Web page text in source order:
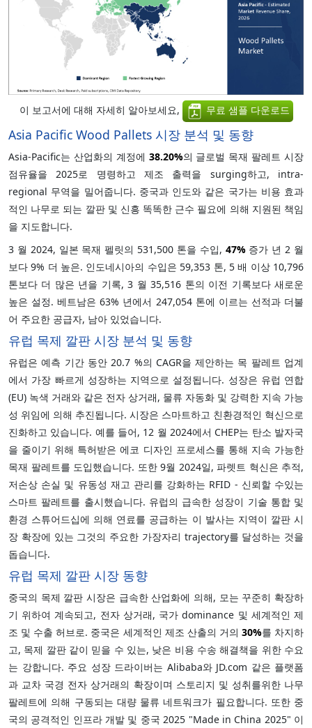
이 보고서에 대해 자세히 알아보세요, 무료 샘플 다운로드
Asia Pacific Wood Pallets 시장 분석 및 동향
Asia-Pacific는 산업화의 계정에 38.20%의 글로벌 목재 팔레트 시장
점유율을 2025로 명령하고 제조 출력을 surging하고, intra-
regional 무역을 밀어줍니다. 중국과 인도와 같은 국가는 비용 효과
적인 나무로 되는 깔판 및 신흥 똑똑한 근수 필요에 의해 지원된 책임
을 지도합니다.
3 월 2024, 일본 목재 펠릿의 531,500 톤을 수입, 47%증가 년 2 월
보다 9% 더 높은. 인도네시아의 수입은 59,353 톤, 5 배 이상 10,796
톤보다 더 많은 년을 기록, 3 월 35,516 톤의 이전 기록보다 새로운
높은 설정. 베트남은 63% 년에서 247,054 톤에 이르는 선적과 더불
어 주요한 공급자, 남아 있었습니다.
유럽 목제 깔판 시장 분석 및 동향
유럽은 예측 기간 동안 20.7 %의 CAGR을 제안하는 목 팔레트 업계
에서 가장 빠르게 성장하는 지역으로 설정됩니다. 성장은 유럽 연합
(EU) 녹색 거래와 같은 전자 상거래, 물류 자동화 및 강력한 지속 가능
성 위임에 의해 추진됩니다. 시장은 스마트하고 친환경적인 혁신으로
진화하고 있습니다. 예를 들어, 12 월 2024에서 CHEP는 탄소 발자국
을 줄이기 위해 특허받은 에코 디자인 프로세스를 통해 지속 가능한
목재 팔레트를 도입했습니다. 또한 9월 2024일, 파렛트 혁신은 추적,
저손상 손실 및 유동성 재고 관리를 강화하는 RFID ‐ 신뢰할 수있는
스마트 팔레트를 출시했습니다. 유럽의 급속한 성장이 기술 통합 및
환경 스튜어드십에 의해 연료를 공급하는 이 발사는 지역이 깔판 시
장 확장에 있는 그것의 주요한 가장자리 trajectory를 달성하는 것을
돕습니다.
유럽 목제 깔판 시장 동향
중국의 목제 깔판 시장은 급속한 산업화에 의해, 모는 꾸준히 확장하
기 위하여 계속되고, 전자 상거래, 국가 dominance 및 세계적인 제
조 및 수출 허브로. 중국은 세계적인 제조 산출의 거의 30%를 차지하
고, 목제 깔판 같이 믿을 수 있는, 낮은 비용 수송 해결책을 위한 수요
는 강합니다. 주요 성장 드라이버는 Alibaba와 JD.com 같은 플랫폼
과 교차 국경 전자 상거래의 확장이며 스토리지 및 성취를위한 나무
팔레트에 의해 구동되는 대량 물류 네트워크가 필요합니다. 또한 중
국의 공격적인 인프라 개발 및 중국 2025 "Made in China 2025" 이